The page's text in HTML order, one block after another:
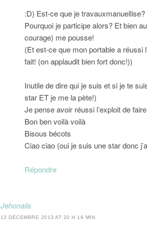
:D) Est-ce que je
Pourquoi je participe alors? Et bien
courage) me pousse!
(Et est-ce que mon portable a réussi
fait! (on applaudit bien fort donc!))
Inutile de dire qui je suis et si je te
star ET je me la pète!)
Je pense avoir réussi l’exploit de
Bon ben voilà voilà
Bisous bécots
Ciao ciao (oui je suis une star donc
Répondre
Jehonails
13 DÉCEMBRE 2013 AT 20 H 19 MIN